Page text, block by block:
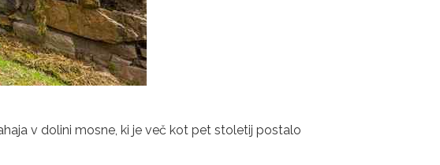
v dolini mosne, ki je več kot pet stoletij postalo